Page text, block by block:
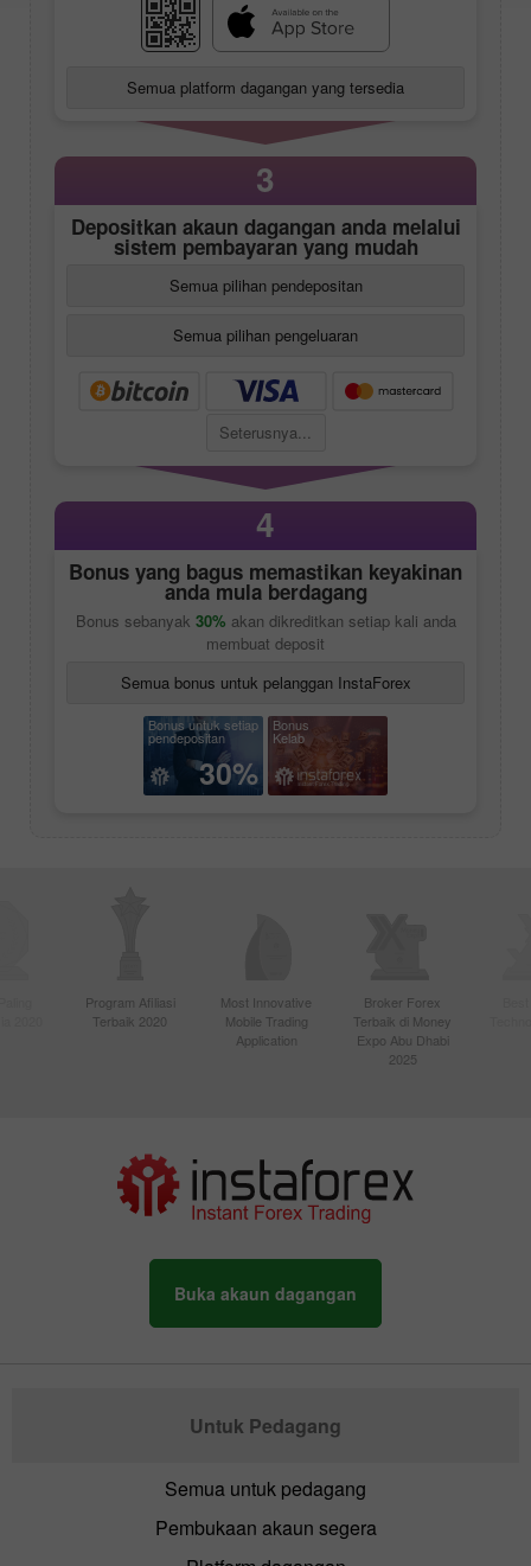
Semua platform dagangan yang tersedia
3
Depositkan akaun dagangan anda melalui
sistem pembayaran yang mudah
Semua pilihan pendepositan
Semua pilihan pengeluaran
Seterusnya...
4
Bonus yang bagus memastikan keyakinan
anda mula berdagang
Bonus sebanyak 30% akan dikreditkan setiap kali anda
membuat deposit
Semua bonus untuk pelanggan InstaForex
Bonus untuk setiap
pendepositan
30%
Bonus
Kelab
Program Afiliasi
Terbaik 2020
Most Innovative
Mobile Trading
Application
Broker Forex
Terbaik di Money
Expo Abu Dhabi
2025
Buka akaun dagangan
Untuk Pedagang
Semua untuk pedagang
Pembukaan akaun segera